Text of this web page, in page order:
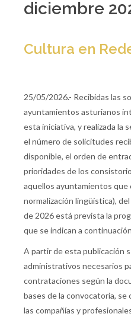
diciembre
Cultura en
25/05/2026.- Recibidas las
ayuntamientos asturianos
esta iniciativa, y realizada la
el número de solicitudes
disponible, el orden de
prioridades de los
aquellos ayuntamientos que
normalización lingüística),
de 2026 está prevista la
que se indican a
A partir de esta publicación
administrativos necesarios
contrataciones según la
bases de la convocatoria,
las compañías y